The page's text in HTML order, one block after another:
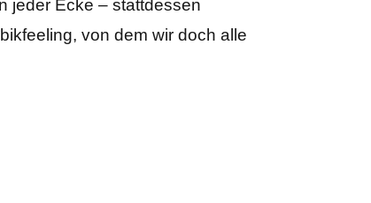
jeder Ecke – stattdessen
von dem wir doch alle